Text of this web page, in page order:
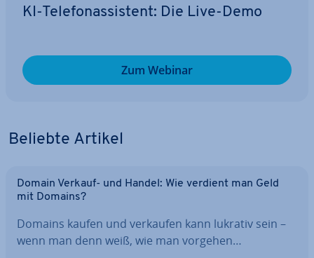
KI-Te­le­fon­as­sis­tent: Die Live-Demo
Zum Webinar
Beliebte Artikel
Domain Verkauf- und Handel: Wie verdient man Geld
mit Domains?
Domains kaufen und verkaufen kann lukrativ sein –
wenn man denn weiß, wie man vorgehen…